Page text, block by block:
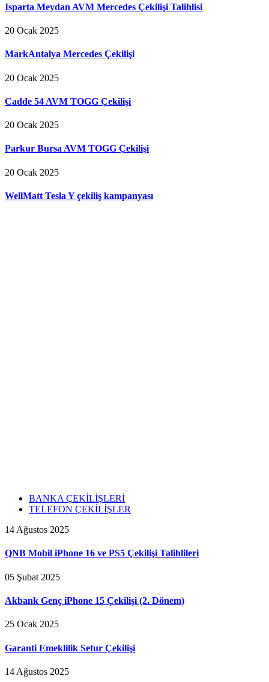
Isparta Meydan AVM Mercedes Çekilişi Talihlisi
20 Ocak 2025
MarkAntalya Mercedes Çekilişi
20 Ocak 2025
Cadde 54 AVM TOGG Çekilişi
20 Ocak 2025
Parkur Bursa AVM TOGG Çekilişi
20 Ocak 2025
WellMatt Tesla Y çekiliş kampanyası
BANKA ÇEKİLİŞLERİ
TELEFON ÇEKİLİŞLER
14 Ağustos 2025
QNB Mobil iPhone 16 ve PS5 Çekilişi Talihlileri
05 Şubat 2025
Akbank Genç iPhone 15 Çekilişi (2. Dönem)
25 Ocak 2025
Garanti Emeklilik Setur Çekilişi
14 Ağustos 2025